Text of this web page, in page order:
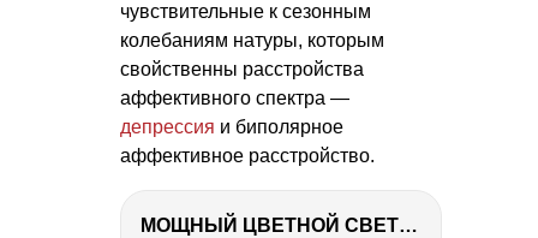
чувствительные к сезонным
колебаниям натуры, которым
свойственны расстройства
аффективного спектра —
депрессия и биполярное
аффективное расстройство.
МОЩНЫЙ ЦВЕТНОЙ СВЕТ – NANLITE FC-500C